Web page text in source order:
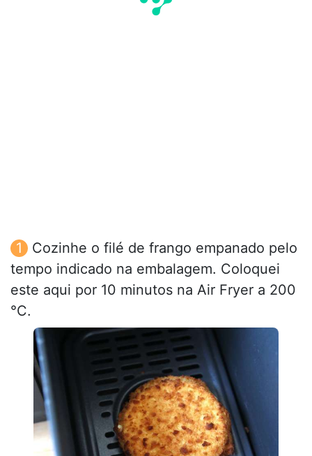
Cozinhe o filé de frango empanado pelo
tempo indicado na embalagem. Coloquei
este aqui por 10 minutos na Air Fryer a 200
°C.